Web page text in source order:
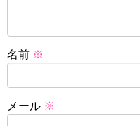
名前 ※
メール ※